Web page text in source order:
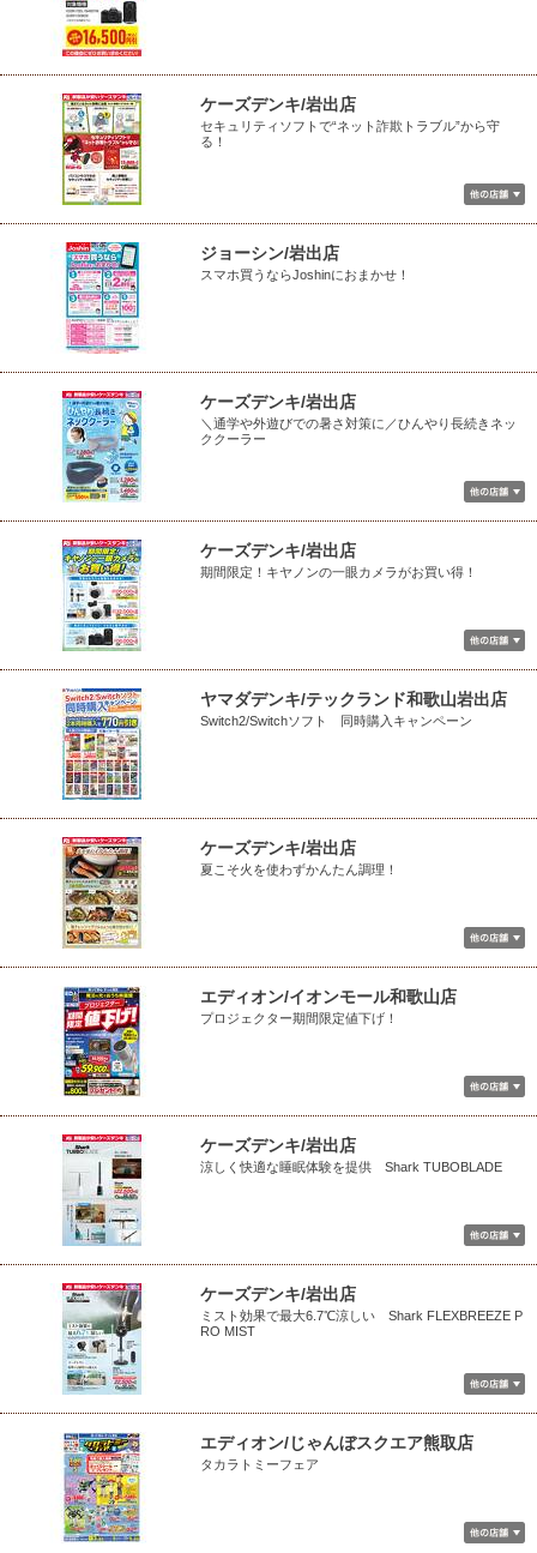
ケーズデンキ/岩出店
セキュリティソフトで“ネット詐欺トラブル”から守
る！
ジョーシン/岩出店
スマホ買うならJoshinにおまかせ！
ケーズデンキ/岩出店
＼通学や外遊びでの暑さ対策に／ひんやり長続きネッ
ククーラー
ケーズデンキ/岩出店
期間限定！キヤノンの一眼カメラがお買い得！
ヤマダデンキ/テックランド和歌山岩出店
Switch2/Switchソフト 同時購入キャンペーン
ケーズデンキ/岩出店
夏こそ火を使わずかんたん調理！
エディオン/イオンモール和歌山店
プロジェクター期間限定値下げ！
ケーズデンキ/岩出店
涼しく快適な睡眠体験を提供 Shark TUBOBLADE
ケーズデンキ/岩出店
ミスト効果で最大6.7℃涼しい Shark FLEXBREEZE P
RO MIST
エディオン/じゃんぼスクエア熊取店
タカラトミーフェア